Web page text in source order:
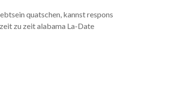
quatschen, kannst respons
zu zeit alabama La-Date